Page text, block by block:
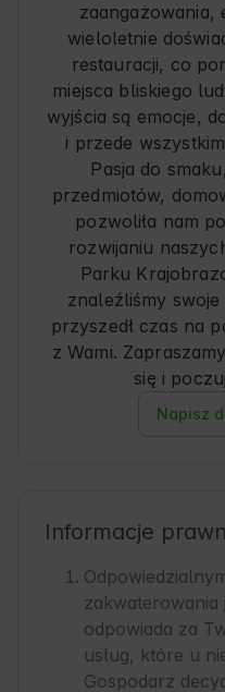
zaangażowania,
wieloletnie
restauracji, co
miejsca bliskiego
wyjścia są emocje,
i przede
Pasja do
przedmiotów,
pozwoliła nam
rozwijaniu
Parku
znaleźliśmy swoje
przyszedł czas na
z Wami.
się i
Napisz
Informacje
zakwaterowania
odpowiada za
usług, które u
Gospodarz